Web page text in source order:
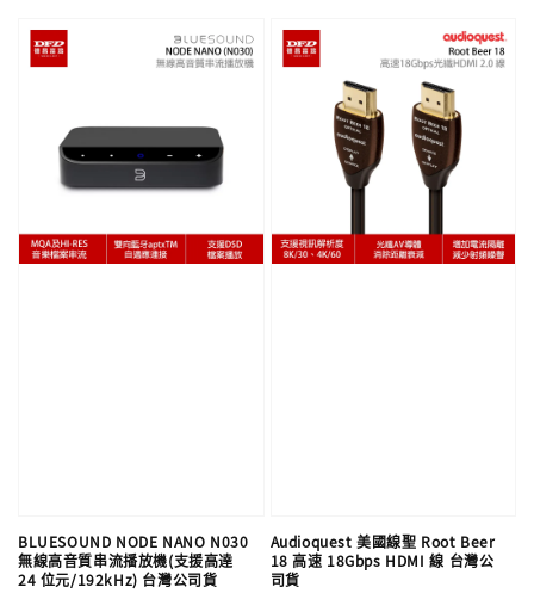
BLUESOUND NODE NANO N030
無線高音質串流播放機(支援高達
24 位元/192kHz) 台灣公司貨
Audioquest 美國線聖 Root Beer
18 高速 18Gbps HDMI 線 台灣公
司貨